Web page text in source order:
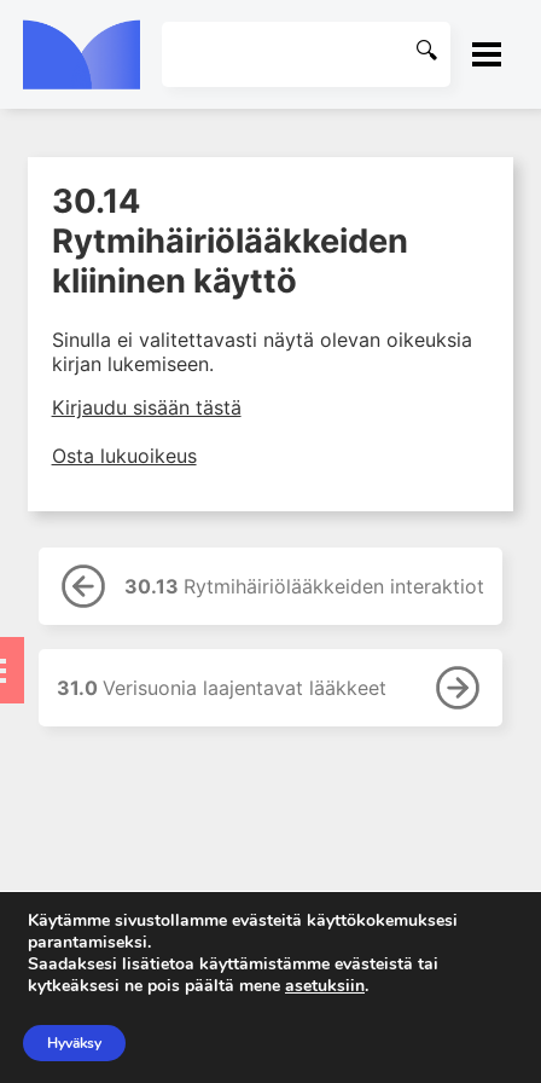
1. Johdanto farmakologiaan
2. Lääkkeiden kemia
3. Lääkekehitys
vaikutusmekanismit: reseptorit*
5. Farmakokinetiikka
6. Vierasainemetabolia
7. Lääkkeen annos, pitoisuus ja
vaste
8. Lääkemuodot ja antoreitit
perusteet
10. Kolinergistä stimulaatiota
aiheuttavat lääkkeet
muskariinireseptoreita
salpaavat lääkkeet
salpaajat
15. Puudutteet
16. Histamiini ja
histamiinireseptoreihin
17. 5-hydroksitryptamiini ja 5-
30.14
Rytmihäiriölääkkeiden
kliininen käyttö
Sinulla ei valitettavasti näytä olevan oikeuksia
kirjan lukemiseen.
Kirjaudu sisään tästä
Osta lukuoikeus
30.13 Rytmihäiriölääkkeiden interaktiot
31.0Verisuonia laajentavat lääkkeet
Tietosuojaseloste
Käyttöehdot
Käytämme sivustollamme evästeitä käyttökokemuksesi
parantamiseksi.
Saadaksesi lisätietoa käyttämistämme evästeistä tai
kytkeäksesi ne pois päältä mene asetuksiin.
Hyväksy